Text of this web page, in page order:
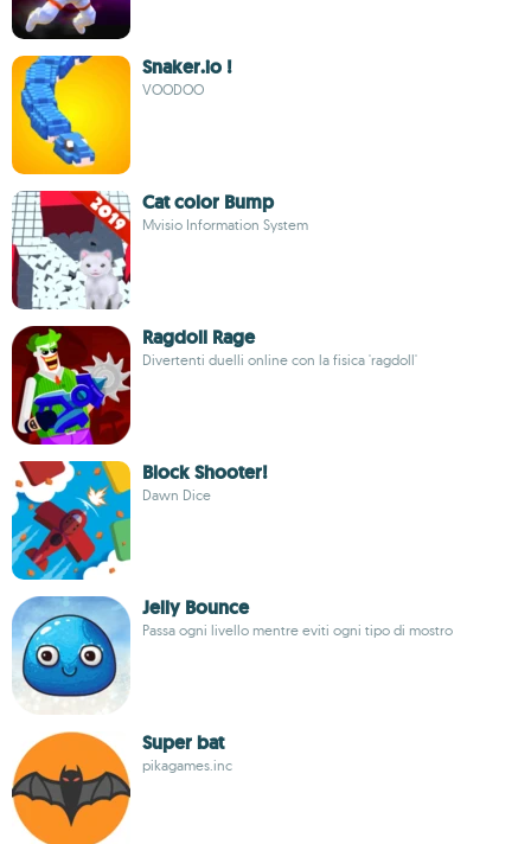
Snaker.io !
VOODOO
Cat color Bump
Mvisio Information System
Ragdoll Rage
Divertenti duelli online con la fisica 'ragdoll'
Block Shooter!
Dawn Dice
Jelly Bounce
Passa ogni livello mentre eviti ogni tipo di mostro
Super bat
pikagames.inc